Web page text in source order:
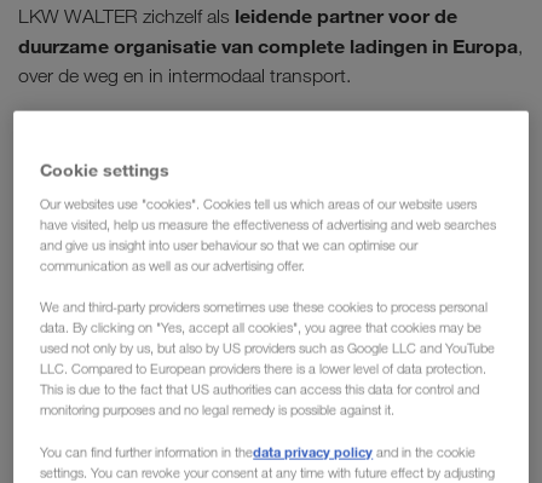
LKW WALTER zichzelf als leidende partner voor de
duurzame organisatie van complete ladingen in Europa,
over de weg en in intermodaal transport.
Europese Commissie in de zin van de "GREEN DEAL". Wij
verplichten ons bovendien tot het wereldwijd erkende
Science Based Target Initiative (SBTi), dat voor ons een goed
zichtbaar baken op deze uitdagende weg zal zijn.
Een van onze bedrijfsdoelen is
de bescherming van het milieu
bij al onze bedrijfsactiviteiten.
Cookie settings
Our websites use "cookies". Cookies tell us which areas of our website users
have visited, help us measure the effectiveness of advertising and web searches
and give us insight into user behaviour so that we can optimise our
communication as well as our advertising offer.
We and third-party providers sometimes use these cookies to process personal
data. By clicking on "Yes, accept all cookies", you agree that cookies may be
used not only by us, but also by US providers such as Google LLC and YouTube
LLC. Compared to European providers there is a lower level of data protection.
This is due to the fact that US authorities can access this data for control and
monitoring purposes and no legal remedy is possible against it.
You can find further information in thedata privacy policy and in the cookie
settings. You can revoke your consent at any time with future effect by adjusting